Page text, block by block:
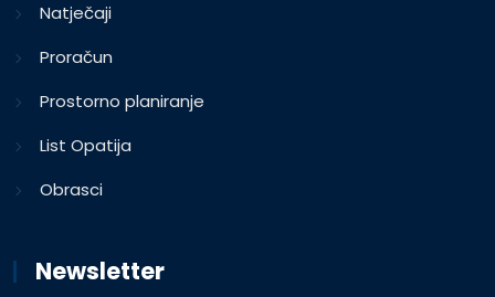
Natječaji
Proračun
Prostorno planiranje
List Opatija
Obrasci
Newsletter